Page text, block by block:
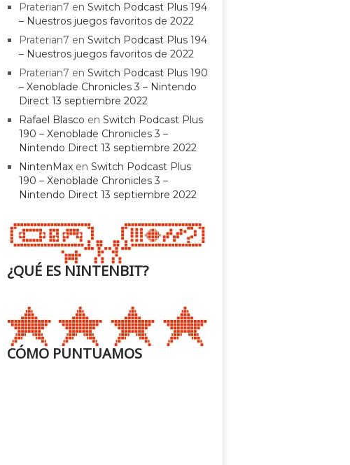
Praterian7 enSwitch Podcast Plus 194
– Nuestros juegos favoritos de 2022
Praterian7 enSwitch Podcast Plus 194
– Nuestros juegos favoritos de 2022
Praterian7 enSwitch Podcast Plus 190
– Xenoblade Chronicles 3 – Nintendo
Direct 13 septiembre 2022
Rafael Blasco enSwitch Podcast Plus
190 – Xenoblade Chronicles 3 –
Nintendo Direct 13 septiembre 2022
NintenMax enSwitch Podcast Plus
190 – Xenoblade Chronicles 3 –
Nintendo Direct 13 septiembre 2022
¿QUÉ ES NINTENBIT?
CÓMO PUNTUAMOS